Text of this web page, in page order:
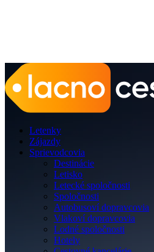
Letenky
Zájazdy
Sprievodcovia
Destinácie
Letisko
Letecké spoločnosti
Spoločnosti
Autobusoví dopravcovia
Vlakoví dopravcovia
Lodné spoločnosti
Hotely